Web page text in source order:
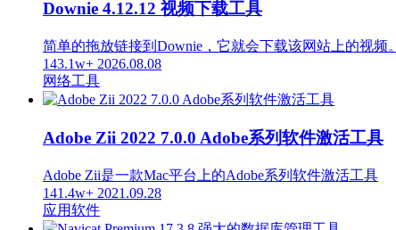
Downie 4.12.12 视频下载工具
简单的拖放链接到Downie，它就会下载该网站上的视频。
143.1w+ 2026.08.08
网络工具
Adobe Zii 2022 7.0.0 Adobe系列软件激活工具
Adobe Zii是一款Mac平台上的Adobe系列软件激活工具
141.4w+ 2021.09.28
应用软件